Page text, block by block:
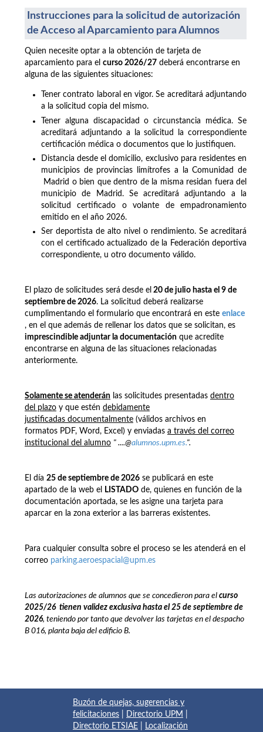
Instrucciones para la solicitud de autorización
de Acceso al Aparcamiento para Alumnos
Quien necesite optar a la obtención de tarjeta de
aparcamiento para el curso 2026/27 deberá encontrarse en
alguna de las siguientes situaciones:
Tener contrato laboral en vigor. Se acreditará adjuntando
a la solicitud copia del mismo.
Tener alguna discapacidad o circunstancia médica. Se
acreditará adjuntando a la solicitud la correspondiente
certificación médica o documentos que lo justifiquen.
Distancia desde el domicilio, exclusivo para residentes en
municipios de provincias limítrofes a la Comunidad de
Madrid o bien que dentro de la misma residan fuera del
municipio de Madrid. Se acreditará adjuntando a la
solicitud certificado o volante de empadronamiento
emitido en el año 2026.
Ser deportista de alto nivel o rendimiento. Se acreditará
con el certificado actualizado de la Federación deportiva
correspondiente, u otro documento válido.
El plazo de solicitudes será desde el 20 de julio hasta el 9 de
septiembre de 2026. La solicitud deberá realizarse
cumplimentando el formulario que encontrará en este enlace
, en el que además de rellenar los datos que se solicitan, es
imprescindible adjuntar la documentación que acredite
encontrarse en alguna de las situaciones relacionadas
anteriormente.
Solamente se atenderán las solicitudes presentadas dentro
del plazo y que estén debidamente
justificadas documentalmente (válidos archivos en
formatos PDF, Word, Excel) y enviadas a través del correo
institucional del alumno " ....@alumnos.upm.es.".
El día 25 de septiembre de 2026 se publicará en este
apartado de la web el
LISTADO de, quienes en función de la
documentación aportada, se les asigne una tarjeta para
aparcar en la zona exterior a las barreras existentes.
Para cualquier consulta sobre el proceso se les atenderá en el
correo parking.aeroespacial@upm.es
Las autorizaciones de alumnos que se concedieron para el curso
2025/26 tienen validez exclusiva hasta el 25 de septiembre de
2026, teniendo por tanto que devolver las tarjetas en el despacho
B 016, planta baja del edificio B.
Buzón de quejas, sugerencias y
felicitaciones
Directorio UPM
Directorio ETSIAE
Localización